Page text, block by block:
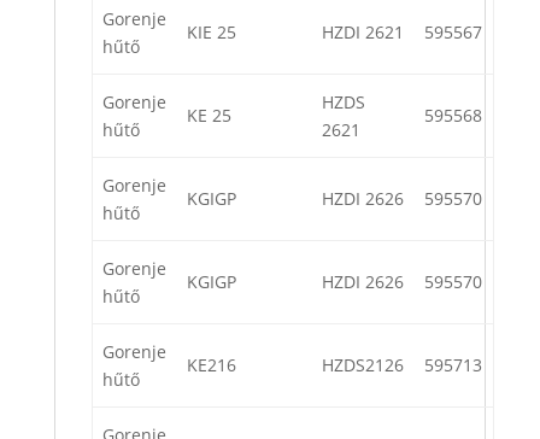
Gorenje
hűtő
KIE 25 HZDI 2621 595567
Gorenje
hűtő
KE 25
HZDS
2621
595568
Gorenje
hűtő
KGIGP HZDI 2626 595570
Gorenje
hűtő
KGIGP HZDI 2626 595570
Gorenje
hűtő
KE216 HZDS2126 595713